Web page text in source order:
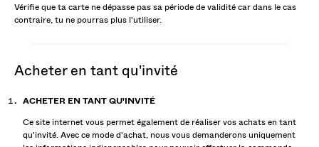
Vérifie que ta carte ne dépasse pas sa période de validité car dans le cas
contraire, tu ne pourras plus l'utiliser.
acheter en tant qu'invité
ACHETER EN TANT QU'INVITÉ
Ce site internet vous permet également de réaliser vos achats en tant
qu'invité. Avec ce mode d'achat, nous vous demanderons uniquement